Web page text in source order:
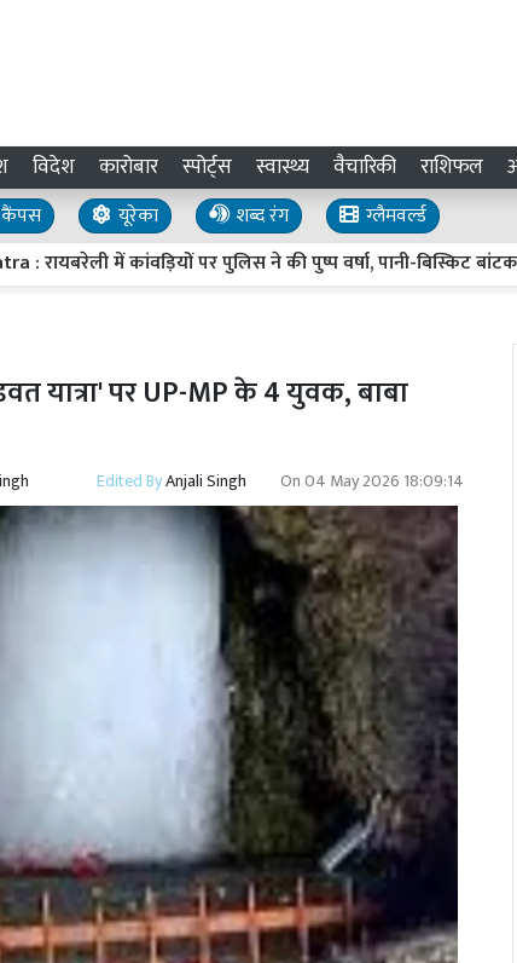
विदेश कारोबार स्पोर्ट्स स्वास्थ्य वैचारिकी राशिफल
यूरेका शब्द रंग
ग्लैमवर्ल्ड
में कांवड़ियों पर पुलिस ने की पुष्प वर्षा, पानी-बिस्किट बांटकर
यात्रा' पर UP-MP के 4 युवक, बाबा
Edited ByAnjali Singh On04 May 2026 18:09:14